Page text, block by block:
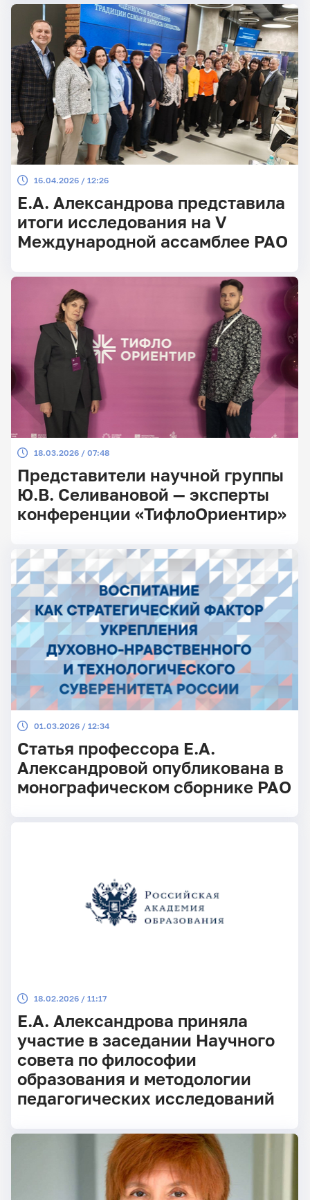
16.04.2026 / 12:26
Е.А. Александрова представила
итоги исследования на V
Международной ассамблее РАО
18.03.2026 / 07:48
Представители научной группы
Ю.В. Селивановой — эксперты
конференции «ТифлоОриентир»
01.03.2026 / 12:34
Статья профессора Е.А.
Александровой опубликована в
монографическом сборнике РАО
18.02.2026 / 11:17
Е.А. Александрова приняла
участие в заседании Научного
совета по философии
образования и методологии
педагогических исследований